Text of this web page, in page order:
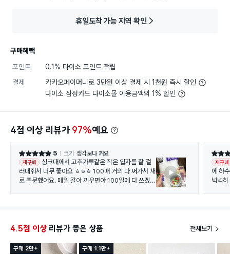
휴일도착 가능 지역 확인
구매혜택
포인트
0.1% 다이소 포인트 적립
결제
카카오페이머니로 3만원 이상 결제 시 1천원 즉시 할인
다이소 삼성카드 다이소몰 이용금액의 1% 할인
4점 이상 리뷰가 97%예요
별점 5점 5 크기 생각보다 커요
재구매
싱크대에서 고추가루같은 작은 입자를 잘 걸
러내줘서 너무 좋아요 ㅎㅎㅎ 100매 거의 다 써가서 새
로 주문했어요. 매일 갈아 끼우면야 100일에 다 쓰겠지
별점 5
재구매
에 하
넉넉
4.5점 이상 리뷰가 좋은 상품 전체보기
구매 2만+ 구매 1.1만+